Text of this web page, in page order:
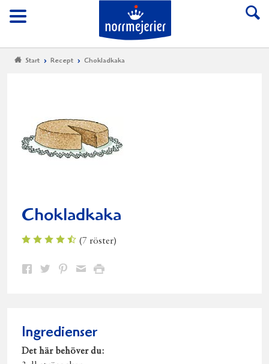
Meny
Till Norrmejerier
Start Recept Chokladkaka
Chokladkaka
(7 röster)
Dela Dela Dela DelaSkriv
Ingredienser
Det här behöver du: